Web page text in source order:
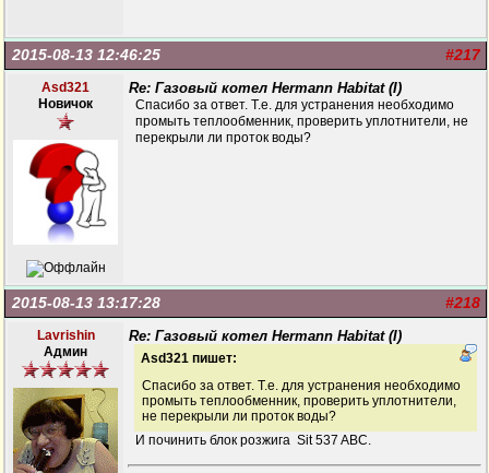
#217
2015-08-13 12:46:25
Asd321
Новичок
Re: Газовый котел Hermann Habitat (I)
Спасибо за ответ. Т.е. для устранения необходимо
промыть теплообменник, проверить уплотнители, не
перекрыли ли проток воды?
#218
2015-08-13 13:17:28
Lavrishin
Админ
Re: Газовый котел Hermann Habitat (I)
Asd321 пишет:
Спасибо за ответ. Т.е. для устранения необходимо
промыть теплообменник, проверить уплотнители,
не перекрыли ли проток воды?
И починить блок розжига Sit 537 ABC.